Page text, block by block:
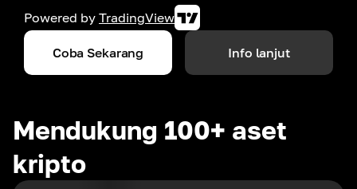
Powered by TradingView
Coba Sekarang Info lanjut
Mendukung 100+ aset
kripto